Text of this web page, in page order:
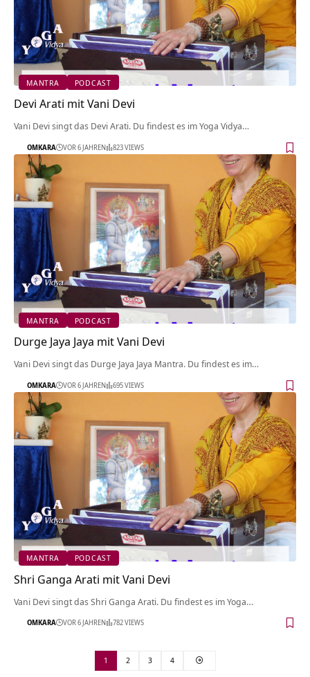
MANTRA PODCAST
Devi Arati mit Vani Devi
Vani Devi singt das Devi Arati. Du findest es im Yoga Vidya…
OMKARA VOR 6 JAHREN 823 VIEWS
MANTRA PODCAST
Durge Jaya Jaya mit Vani Devi
Vani Devi singt das Durge Jaya Jaya Mantra. Du findest es im…
OMKARA VOR 6 JAHREN 695 VIEWS
MANTRA PODCAST
Shri Ganga Arati mit Vani Devi
Vani Devi singt das Shri Ganga Arati. Du findest es im Yoga…
OMKARA VOR 6 JAHREN 782 VIEWS
1 2 3 4